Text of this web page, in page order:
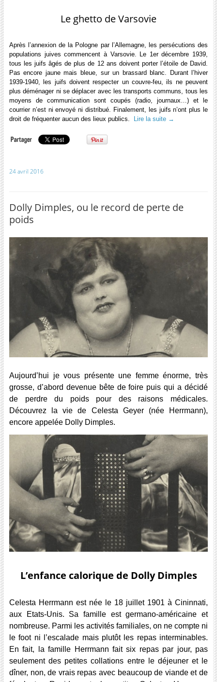
Le ghetto de Varsovie
Après l’annexion de la Pologne par l’Allemagne, les persécutions des
populations juives commencent à Varsovie. Le 1er décembre 1939,
tous les juifs âgés de plus de 12 ans doivent porter l’étoile de David.
Pas encore jaune mais bleue, sur un brassard blanc. Durant l’hiver
1939-1940, les juifs doivent respecter un couvre-feu, ils ne peuvent
plus déménager ni se déplacer avec les transports communs, tous les
moyens de communication sont coupés (radio, journaux…) et le
courrier n’est ni envoyé ni distribué. Finalement, les juifs n’ont plus le
droit de fréquenter aucun des lieux publics.
Lire la suite →
24 avril 2016
Dolly Dimples, ou le record de perte de
poids
Aujourd’hui je vous présente une femme énorme, très
grosse, d’abord devenue bête de foire puis qui a décidé
de perdre du poids pour des raisons médicales.
Découvrez la vie de Celesta Geyer (née Herrmann),
encore appelée Dolly Dimples.
L’enfance calorique de Dolly Dimples
Celesta Herrmann est née le 18 juillet 1901 à Cininnati,
aux Etats-Unis. Sa famille est germano-américaine et
nombreuse. Parmi les activités familiales, on ne compte ni
le foot ni l’escalade mais plutôt les repas interminables.
En fait, la famille Herrmann fait six repas par jour, pas
seulement des petites collations entre le déjeuner et le
dîner, non, de vrais repas avec beaucoup de viande et de